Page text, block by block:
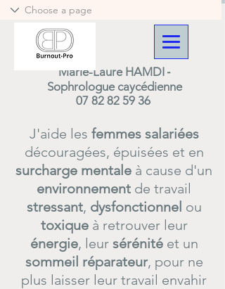
Marie-Laure HAMDI -
Sophrologue caycédienne
07 82 82 59 36
J'aide les femmes salariées
découragées, épuisées et en
surcharge mentale à cause d'un
environnement de travail
stressant, dysfonctionnel ou
toxiqueà retrouver leur
énergie, leur sérénitéet un
sommeil réparateur, pour ne
plus laisser leur travail envahir